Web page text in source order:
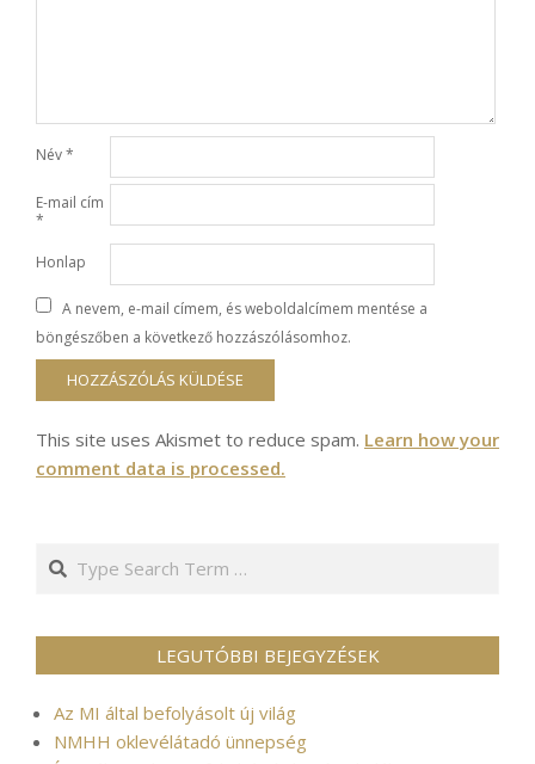
Név*
E-mail cím
*
Honlap
A nevem, e-mail címem, és weboldalcímem mentése a
böngészőben a következő hozzászólásomhoz.
This site uses Akismet to reduce spam. Learn how your
comment data is processed.
Search
LEGUTÓBBI BEJEGYZÉSEK
Az MI által befolyásolt új világ
NMHH oklevélátadó ünnepség